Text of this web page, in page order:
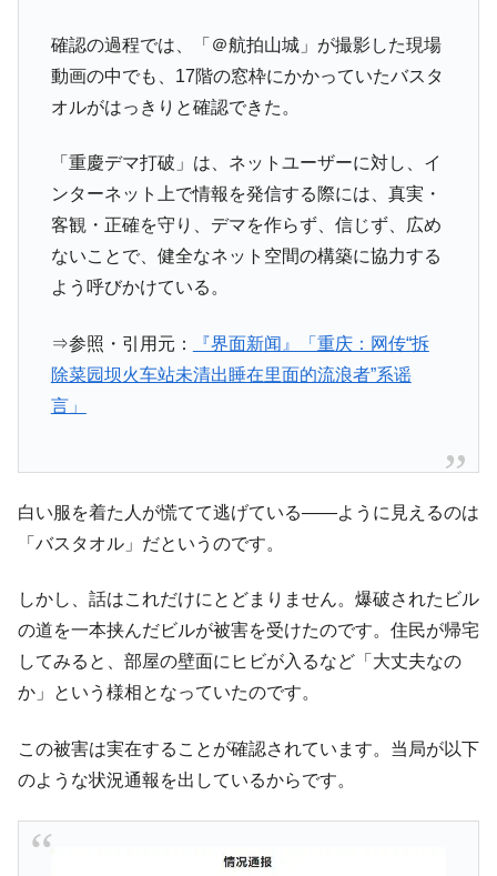
確認の過程では、「＠航拍山城」が撮影した現場
動画の中でも、17階の窓枠にかかっていたバスタ
オルがはっきりと確認できた。
「重慶デマ打破」は、ネットユーザーに対し、イ
ンターネット上で情報を発信する際には、真実・
客観・正確を守り、デマを作らず、信じず、広め
ないことで、健全なネット空間の構築に協力する
よう呼びかけている。
⇒参照・引用元：
『界面新闻』「重庆：网传“拆
除菜园坝火车站未清出睡在里面的流浪者”系谣
言」
白い服を着た人が慌てて逃げている――ように見えるのは
「バスタオル」だというのです。
しかし、話はこれだけにとどまりません。爆破されたビル
の道を一本挟んだビルが被害を受けたのです。住民が帰宅
してみると、部屋の壁面にヒビが入るなど「大丈夫なの
か」という様相となっていたのです。
この被害は実在することが確認されています。当局が以下
のような状況通報を出しているからです。